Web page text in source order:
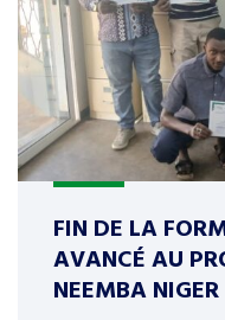
FIN DE LA
AVANCÉ AU
NEEMBA NIGER